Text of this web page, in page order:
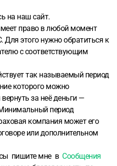
на наш сайт.
право в любой момент
Для этого нужно обратиться к
с соответствующим
так называемый период
которого можно
за неё деньги —
период
компания может его
или дополнительном
пишите мне в Сообщения